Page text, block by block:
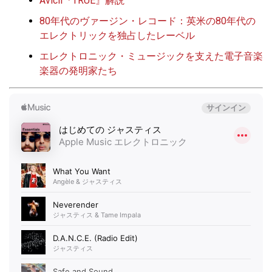
80年代のヴァージン・レコード：英米の80年代の
エレクトリックを独占したレーベル
エレクトロニック・ミュージックを支えた電子音楽
楽器の発明家たち